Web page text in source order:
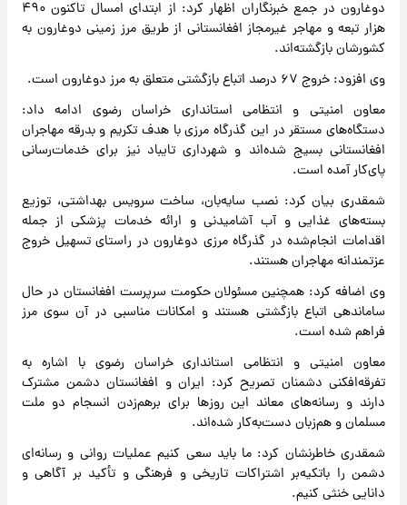
دوغارون در جمع خبرنگاران اظهار کرد: از ابتدای امسال تاکنون ۴۹۰
هزار تبعه و مهاجر غیرمجاز افغانستانی از طریق مرز زمینی دوغارون به
کشورشان بازگشته‌اند.
وی افزود: خروج ۶۷ درصد اتباع بازگشتی متعلق به مرز دوغارون است.
معاون امنیتی و انتظامی استانداری خراسان رضوی ادامه داد:
دستگاه‌های مستقر در این گذرگاه مرزی با هدف تکریم و بدرقه مهاجران
افغانستانی بسیج شده‌اند و شهرداری تایباد نیز برای خدمات‌رسانی
پای‌کار آمده است.
شمقدری بیان کرد: نصب سایه‌بان، ساخت سرویس بهداشتی، توزیع
بسته‌های غذایی و آب آشامیدنی و ارائه خدمات پزشکی از جمله
اقدامات انجام‌شده در گذرگاه مرزی دوغارون در راستای تسهیل خروج
عزتمندانه مهاجران هستند.
وی اضافه کرد: همچنین مسئولان حکومت سرپرست افغانستان در حال
ساماندهی اتباع بازگشتی هستند و امکانات مناسبی در آن سوی مرز
فراهم شده است.
معاون امنیتی و انتظامی استانداری خراسان رضوی با اشاره به
تفرقه‌افکنی دشمنان تصریح کرد: ایران و افغانستان دشمن مشترک
دارند و رسانه‌های معاند این روزها برای برهم‌زدن انسجام دو ملت
مسلمان و هم‌زبان دست‌به‌کار شده‌اند.
شمقدری خاطرنشان کرد: ما باید سعی کنیم عملیات روانی و رسانه‌ای
دشمن را باتکیه‌بر اشتراکات تاریخی و فرهنگی و تأکید بر آگاهی و
دانایی خنثی کنیم.